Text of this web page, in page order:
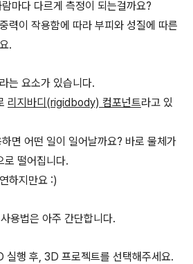
마다 다르게 측정이 되는걸까요?
력이 작용함에 따라 부피와 성질에 따른
.
는 요소가 있습니다.
리지바디(rigidbody) 컴포넌트라고 있
면 어떤 일이 일어날까요? 바로 물체가
로 떨어집니다.
하지만요 :)
용법은 아주 간단합니다.
실행 후, 3D 프로젝트를 선택해주세요.